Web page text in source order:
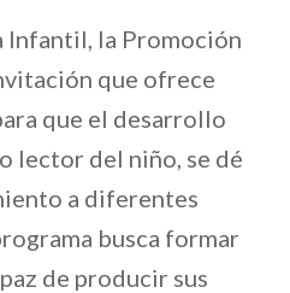
Infantil, la Promoción
que ofrece
que el desarrollo
lector del niño, se dé
a diferentes
busca formar
de producir sus